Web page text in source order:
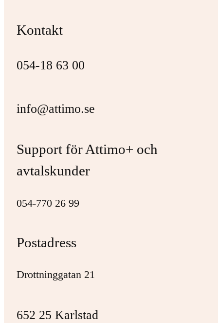
Kontakt
054-18 63 00
info@attimo.se
Support för Attimo+ och
avtalskunder
054-770 26 99
Postadress
Drottninggatan 21
652 25 Karlstad